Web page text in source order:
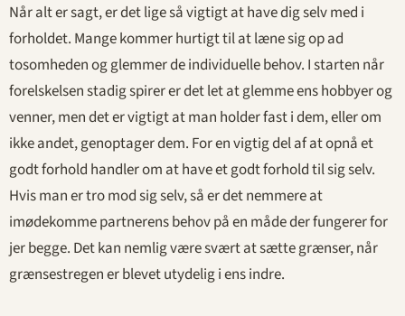
Når alt er sagt, er det lige så vigtigt at have dig selv med i
forholdet. Mange kommer hurtigt til at læne sig op ad
tosomheden og glemmer de individuelle behov. I starten når
forelskelsen stadig spirer er det let at glemme ens hobbyer og
venner, men det er vigtigt at man holder fast i dem, eller om
ikke andet, genoptager dem. For en vigtig del af at opnå et
godt forhold handler om at have et godt forhold til sig selv.
Hvis man er tro mod sig selv, så er det nemmere at
imødekomme partnerens behov på en måde der fungerer for
jer begge. Det kan nemlig være svært at sætte grænser, når
grænsestregen er blevet utydelig i ens indre.